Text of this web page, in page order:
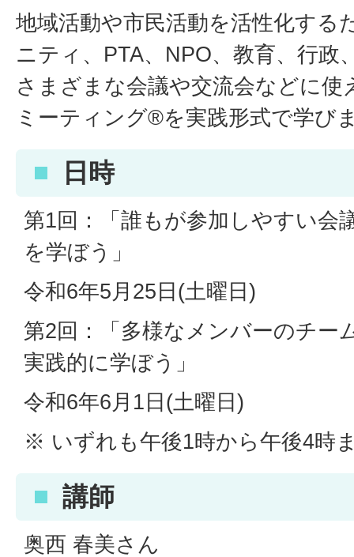
地域活動や市民活動を活性化する
ニティ、PTA、NPO、教育、行政
さまざまな会議や交流会などに
ミーティング®を実践形式で学び
日時
第1回：「誰もが参加しやすい会
を学ぼう」
令和6年5月25日(土曜日)
第2回：「多様なメンバーのチー
実践的に学ぼう」
令和6年6月1日(土曜日)
※ いずれも午後1時から午後4時
講師
奥西 春美さん